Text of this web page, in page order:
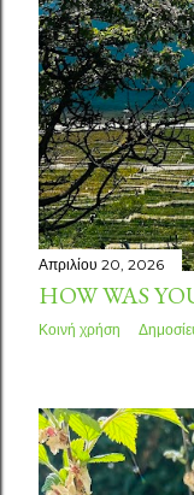
Απριλίου 20, 2026
HOW WAS
Κοινή χρήση